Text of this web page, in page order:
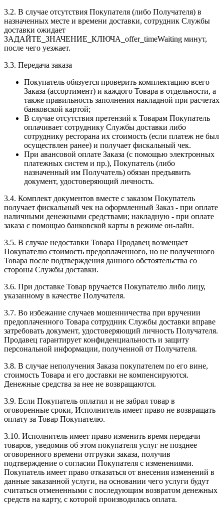
3.2. В случае отсутствия Покупателя (либо Получателя) в
назначенных месте и времени доставки, сотрудник Службы
доставки ожидает
ЗАДАЙТЕ_ЗНАЧЕНИЕ_КЛЮЧА_offer_timeWaiting минут,
после чего уезжает.
3.3. Передача заказа
Покупатель обязуется проверить комплектацию всего
Заказа (ассортимент) и каждого Товара в отдельности, а
также правильность заполнения накладной при расчетах
банковской картой;
В случае отсутствия претензий к Товарам Покупатель
оплачивает сотруднику Службы доставки либо
сотруднику ресторана их стоимость (если платеж не был
осуществлен ранее) и получает фискальный чек.
При авансовой оплате Заказа (с помощью электронных
платежных систем и пр.), Покупатель (либо
назначенный им Получатель) обязан предъявить
документ, удостоверяющий личность.
3.4. Комплект документов вместе с заказом Покупатель
получает фискальный чек на оформленный Заказ - при оплате
наличными денежными средствами; накладную - при оплате
заказа с помощью банковской карты в режиме он-лайн.
3.5. В случае недоставки Товара Продавец возмещает
Покупателю стоимость предоплаченного, но не полученного
Товара после подтверждения данного обстоятельства со
стороны Службы доставки.
3.6. При доставке Товар вручается Покупателю либо лицу,
указанному в качестве Получателя.
3.7. Во избежание случаев мошенничества при вручении
предоплаченного Товара сотрудник Службы доставки вправе
затребовать документ, удостоверяющий личность Получателя.
Продавец гарантирует конфиденциальность и защиту
персональной информации, полученной от Получателя.
3.8. В случае неполучения Заказа покупателем по его вине,
стоимость Товара и его доставки не компенсируются.
Денежные средства за нее не возвращаются.
3.9. Если Покупатель оплатил и не забрал товар в
оговоренные сроки, Исполнитель имеет право не возвращать
оплату за Товар Покупателю.
3.10. Исполнитель имеет право изменить время передачи
товаров, уведомив об этом покупателя услуг не позднее
оговоренного времени отгрузки заказа, получив
подтверждение о согласии Покупателя с изменениями.
Покупатель имеет право отказаться от внесения изменений в
данные заказанной услуги, на основании чего услуги будут
считаться отмененными с последующим возвратом денежных
средств на карту, с которой производилась оплата.